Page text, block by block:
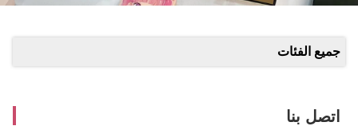
جميع الفئات
اتصل بنا